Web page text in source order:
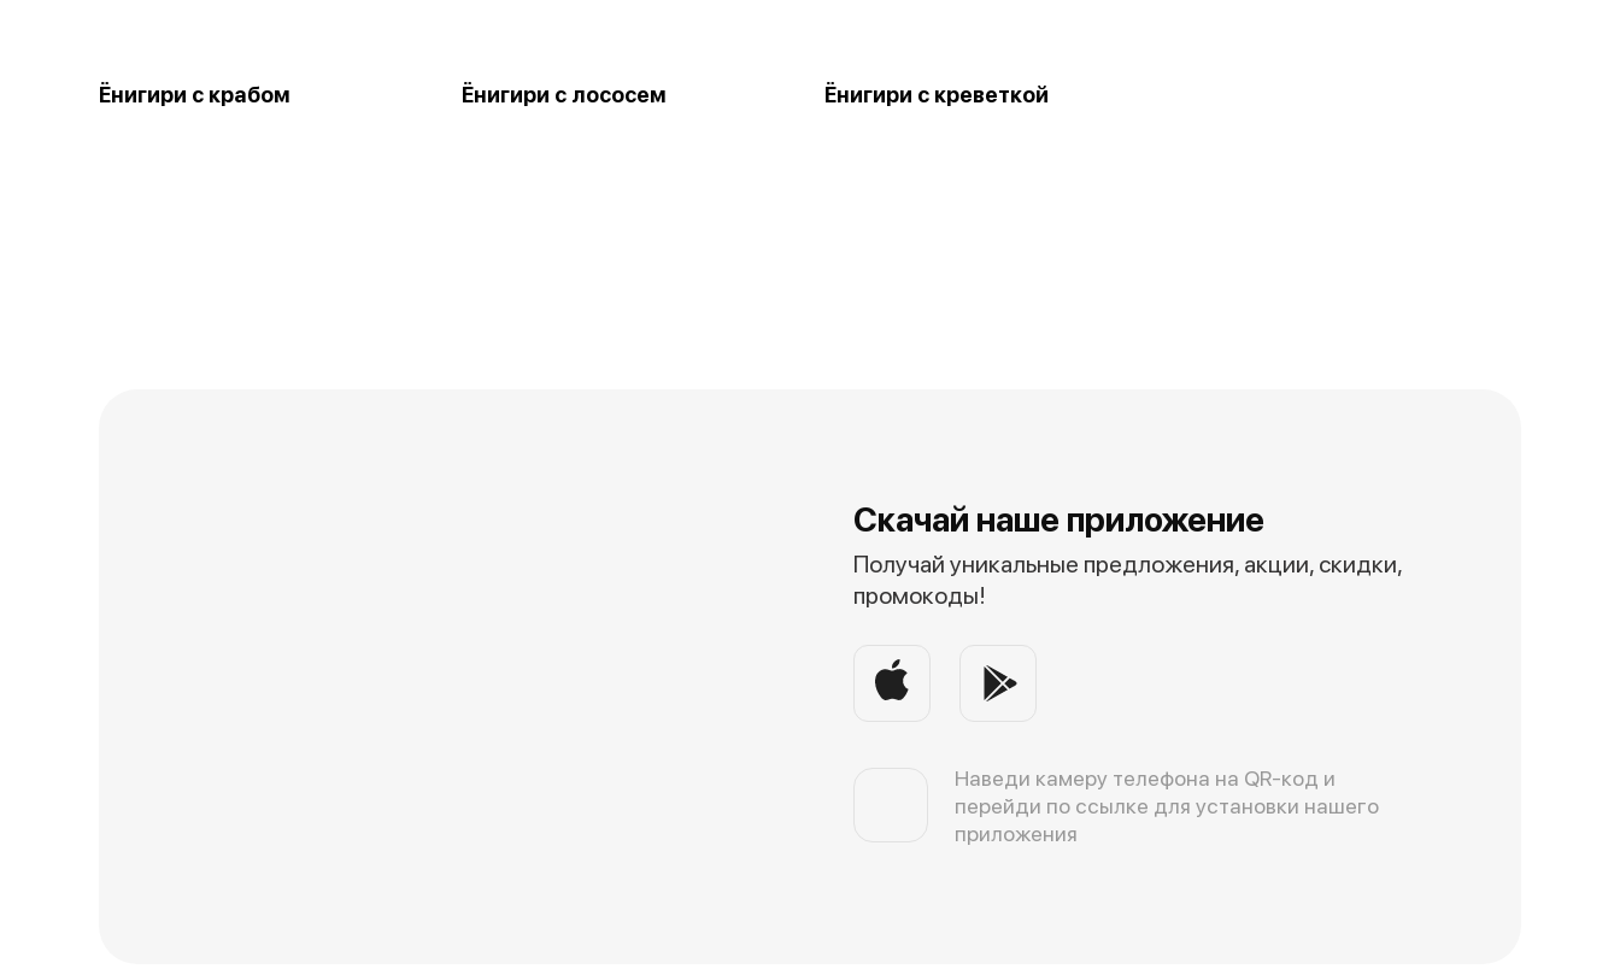
Ёнигири с крабом Ёнигири с лососем Ёнигири с креветкой
Скачай наше приложение
Получай уникальные предложения, акции, скидки,
промокоды!
Наведи камеру телефона на QR-код и
перейди по ссылке для установки нашего
приложения